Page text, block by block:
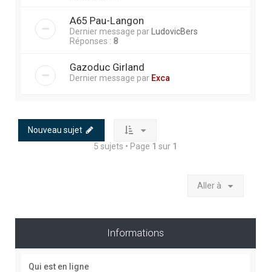
A65 Pau-Langon
Dernier message par
LudovicBers
Réponses : 8
Gazoduc Girland
Dernier message par Exca
Nouveau sujet
5 sujets • Page 1 sur 1
Aller à
Informations
Qui est en ligne